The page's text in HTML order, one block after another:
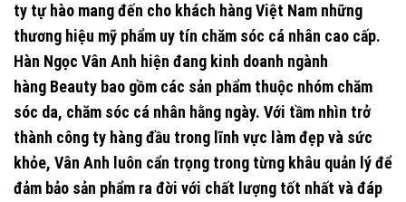
ty tự hào mang đến cho khách hàng Việt Nam những
thương hiệu mỹ phẩm uy tín chăm sóc cá nhân cao cấp.
Hàn Ngọc Vân Anh hiện đang kinh doanh ngành
hàng Beauty bao gồm các sản phẩm thuộc nhóm chăm
sóc da, chăm sóc cá nhân hằng ngày. Với tầm nhìn trở
thành công ty hàng đầu trong lĩnh vực làm đẹp và sức
khỏe, Vân Anh luôn cẩn trọng trong từng khâu quản lý để
đảm bảo sản phẩm ra đời với chất lượng tốt nhất và đáp